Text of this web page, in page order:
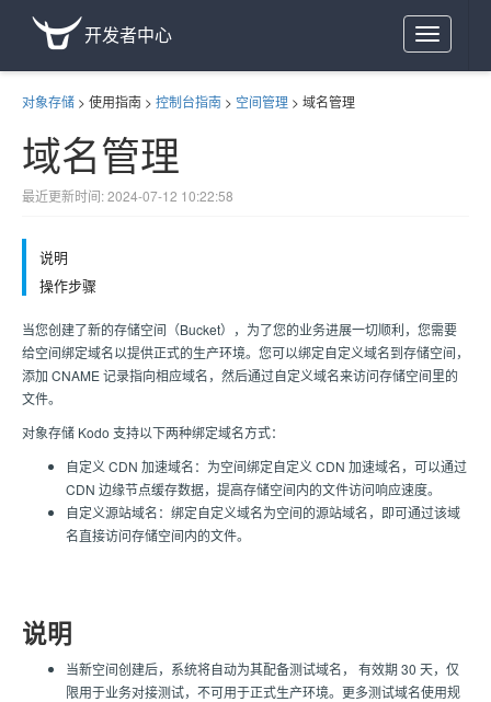
Toggle
navigation
开发者中心
对象存储 > 使用指南 > 控制台指南 > 空间管理 > 域名管理
域名管理
最近更新时间: 2024-07-12 10:22:58
说明
操作步骤
当您创建了新的存储空间（Bucket），为了您的业务进展一切顺利，您需要
给空间绑定域名以提供正式的生产环境。您可以绑定自定义域名到存储空间，
添加 CNAME 记录指向相应域名，然后通过自定义域名来访问存储空间里的
文件。
对象存储 Kodo 支持以下两种绑定域名方式：
自定义 CDN 加速域名：为空间绑定自定义 CDN 加速域名，可以通过
CDN 边缘节点缓存数据，提高存储空间内的文件访问响应速度。
自定义源站域名：绑定自定义域名为空间的源站域名，即可通过该域
名直接访问存储空间内的文件。
说明
当新空间创建后，系统将自动为其配备测试域名， 有效期 30 天，仅
限用于业务对接测试，不可用于正式生产环境。更多测试域名使用规